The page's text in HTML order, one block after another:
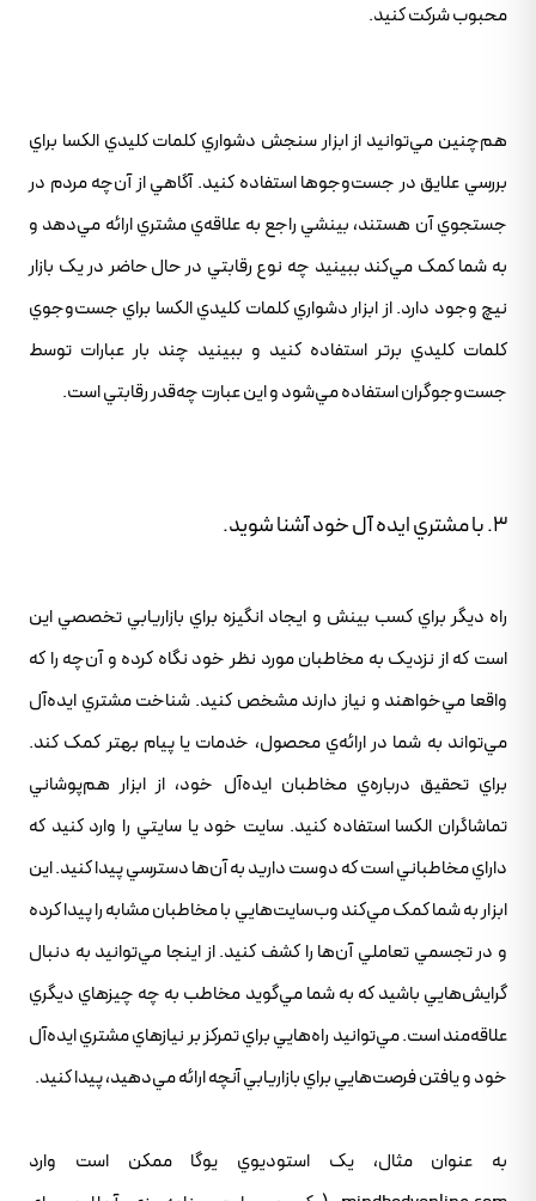
محبوب شرکت کنيد.
هم‌چنين مي‌توانيد از ابزار سنجش دشواري کلمات کليدي الکسا براي
بررسي علايق در جست‌وجوها استفاده کنيد. آگاهي از آن‌چه مردم در
جستجوي آن هستند، بينشي راجع به علاقه‌ي مشتري ارائه مي‌دهد و
به شما کمک مي‌کند ببينيد چه نوع رقابتي در حال حاضر در يک بازار
نيچ وجود دارد. از ابزار دشواري کلمات کليدي الکسا براي جست‌وجوي
کلمات کليدي برتر استفاده کنيد و ببينيد چند بار عبارات توسط
جست‌وجوگران استفاده مي‌شود و اين عبارت چه‌قدر رقابتي است.
3. با مشتري ايده آل خود آشنا شويد.
راه ديگر براي کسب بينش و ايجاد انگيزه براي بازاريابي تخصصي اين
است که از نزديک به مخاطبان مورد نظر خود نگاه کرده و آن‌چه را که
واقعا مي‌خواهند و نياز دارند مشخص کنيد. شناخت مشتري ايده‌آل
مي‌تواند به شما در ارائه‌ي محصول، خدمات يا پيام بهتر کمک کند.
براي تحقيق درباره‌ي مخاطبان ايده‌آل خود، از ابزار هم‌پوشاني
تماشاگران الکسا استفاده کنيد. سايت خود يا سايتي را وارد کنيد که
داراي مخاطباني است که دوست داريد به آن‌ها دسترسي پيدا کنيد. اين
ابزار به شما کمک مي‌کند وب‌سايت‌هايي با مخاطبان مشابه را پيدا کرده
و در تجسمي تعاملي آن‌ها را کشف کنيد. از اينجا مي‌توانيد به دنبال
گرايش‌هايي باشيد که به شما مي‌گويد مخاطب به چه چيزهاي ديگري
علاقه‌مند است. مي‌توانيد راه‌هايي براي تمرکز بر نيازهاي مشتري ايده‌آل
خود و يافتن فرصت‌هايي براي بازاريابي آنچه ارائه مي‌دهيد، پيدا کنيد.
به عنوان مثال، يک استوديوي يوگا ممکن است وارد